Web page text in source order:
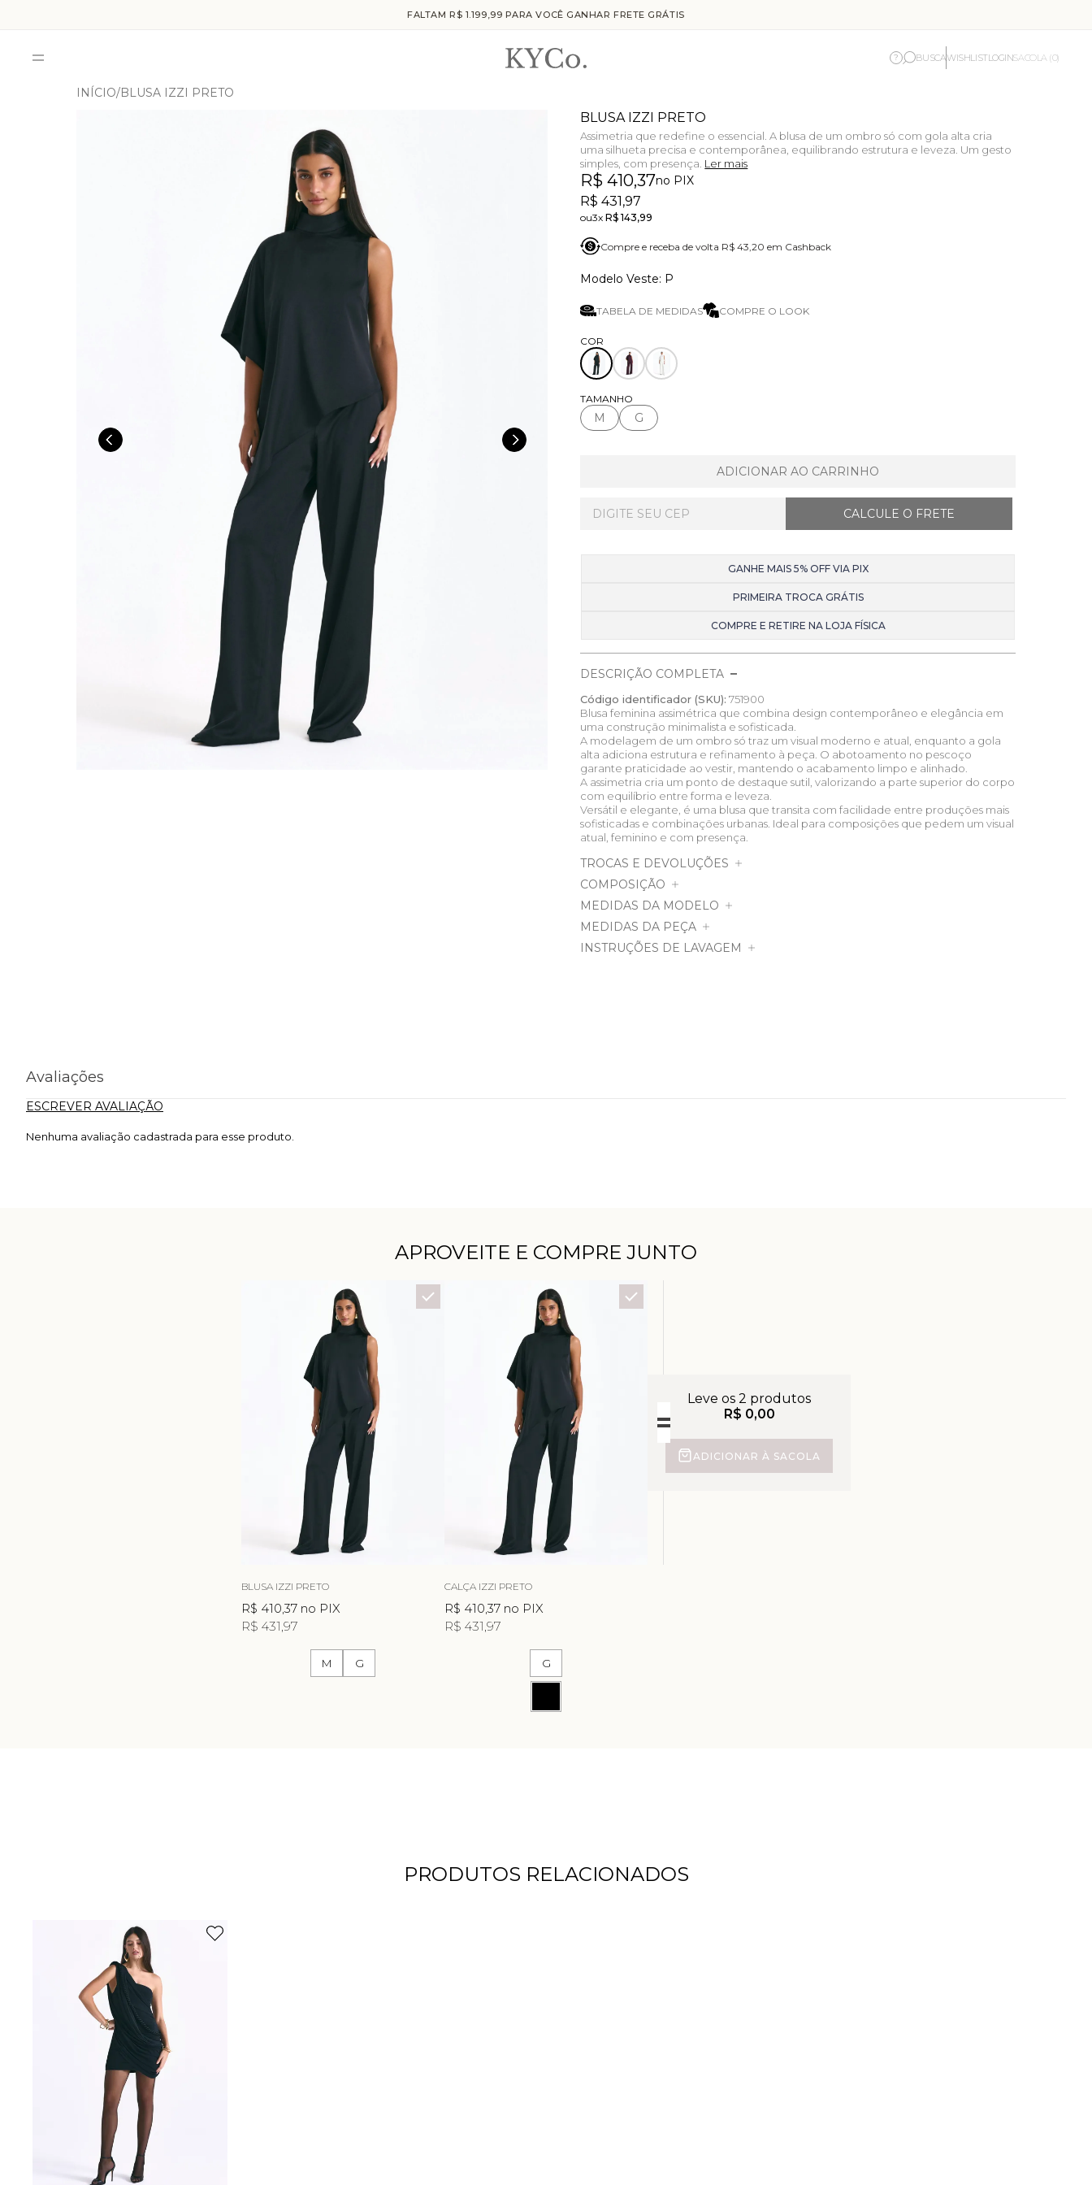
FALTAM R$ 1.199,99 PARA VOCÊ GANHAR FRETE GRÁTIS
? BUSCAWISHLISTLOGINSACOLA (0)
INÍCIO BLUSA IZZI PRETO
BLUSA IZZI PRETO
Assimetria que redefine o essencial. A blusa de um ombro só com gola alta cria
uma silhueta precisa e contemporânea, equilibrando estrutura e leveza. Um gesto
simples, com presença. Ler mais
R$ 410,37no PIX
R$ 431,97
3xR$ 143,99
Compre e receba de volta R$ 43,20 em Cashback
P
TABELA DE MEDIDAS COMPRE O LOOK
TAMANHO
M G
ADICIONAR AO CARRINHO
GANHE MAIS 5% OFF VIA PIX
PRIMEIRA TROCA GRÁTIS
COMPRE E RETIRE NA LOJA FÍSICA
DESCRIÇÃO COMPLETA
Código identificador (SKU): 751900
Blusa feminina assimétrica que combina design contemporâneo e elegância em
uma construção minimalista e sofisticada.
A modelagem de um ombro só traz um visual moderno e atual, enquanto a gola
alta adiciona estrutura e refinamento à peça. O abotoamento no pescoço
garante praticidade ao vestir, mantendo o acabamento limpo e alinhado.
A assimetria cria um ponto de destaque sutil, valorizando a parte superior do corpo
com equilíbrio entre forma e leveza.
Versátil e elegante, é uma blusa que transita com facilidade entre produções mais
sofisticadas e combinações urbanas. Ideal para composições que pedem um visual
atual, feminino e com presença.
TROCAS E DEVOLUÇÕES
MEDIDAS DA MODELO
INSTRUÇÕES DE LAVAGEM
COMPOSIÇÃO
MEDIDAS DA PEÇA
Avaliações
ESCREVER AVALIAÇÃO
Nenhuma avaliação cadastrada para esse produto.
APROVEITE E COMPRE JUNTO
BLUSA IZZI PRETO
R$ 410,37 no PIX
R$ 431,97
M G
CALÇA IZZI PRETO
R$ 410,37 no PIX
R$ 431,97
G
Leve os 2 produtos
R$ 0,00
ADICIONAR À SACOLA
PRODUTOS RELACIONADOS